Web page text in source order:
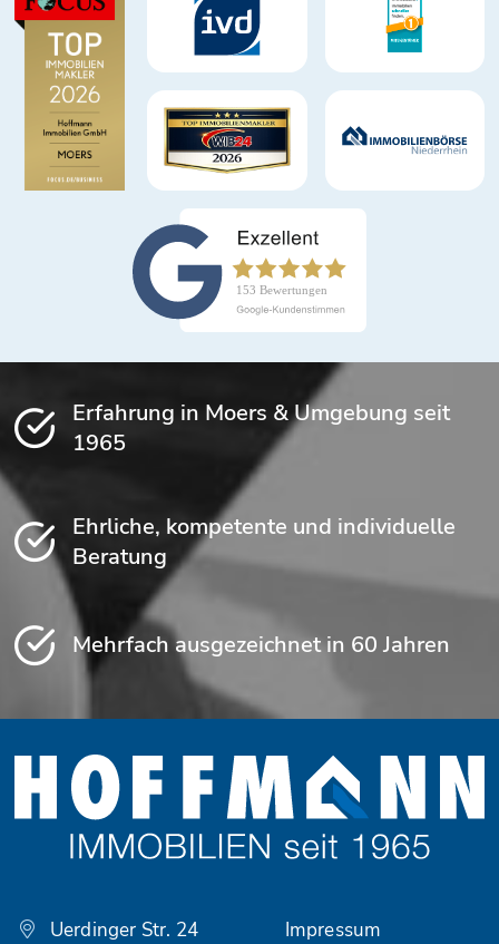
Erfahrung in Moers & Umgebung seit
1965
Ehrliche, kompetente und individuelle
Beratung
Mehrfach ausgezeichnet in 60 Jahren
Uerdinger Str. 24 Impressum